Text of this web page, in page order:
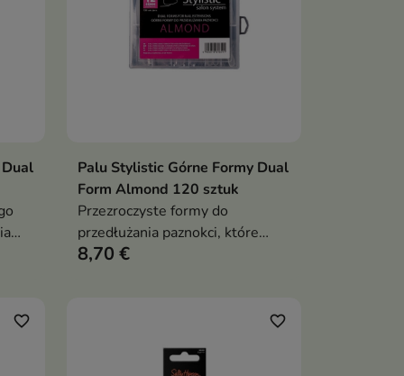
Dodaj do koszyka
Palu Stylistic Górne Formy Dual
Form Almond 120 sztuk
Przezroczyste formy do
przedłużania paznokci, które
umożliwiają szybkie i precyzyjne
8,70 €
favorite_border favorite_border